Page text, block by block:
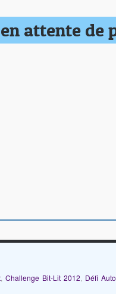
attente de
, Challenge Bit-Lit 2012 Défi